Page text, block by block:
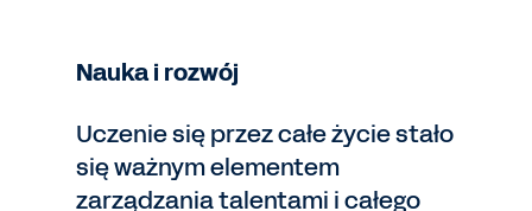
Nauka i rozwój
Uczenie się przez całe życie stało
się ważnym elementem
zarządzania talentami i całego